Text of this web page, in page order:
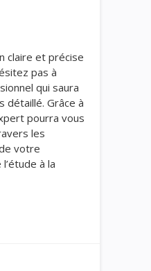
claire et précise
pas à
qui saura
détaillé. Grâce à
pourra vous
les
votre
à la